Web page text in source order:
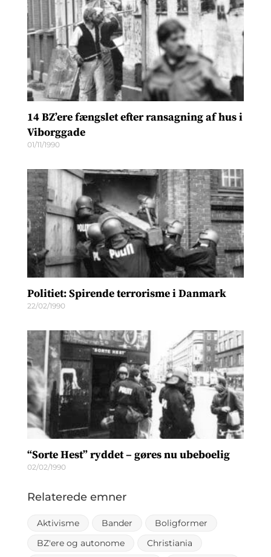
14 BZ’ere fængslet efter ransagning af hus i
Viborggade
01/11/1990
Politiet: Spirende terrorisme i Danmark
22/02/1990
“Sorte Hest” ryddet – gøres nu ubeboelig
02/02/1990
Relaterede emner
Aktivisme Bander
Boligformer
BZ'ere og autonome
Christiania